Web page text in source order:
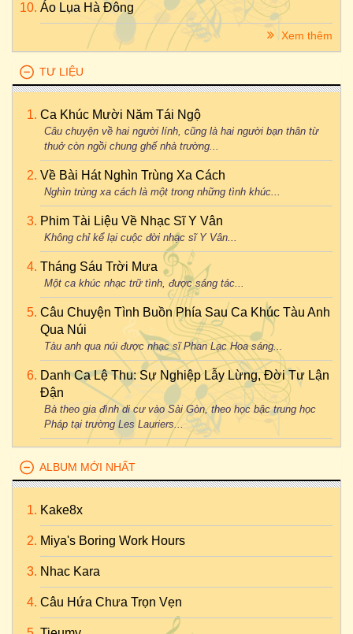
Áo Lụa Hà Đông
Xem thêm
TƯ LIỆU
Ca Khúc Mười Năm Tái Ngộ
Câu chuyện về hai người lính, cũng là hai người bạn thân từ
thuở còn ngồi chung ghế nhà trường...
Về Bài Hát Nghìn Trùng Xa Cách
Nghìn trùng xa cách là một trong những tình khúc...
Phim Tài Liệu Về Nhạc Sĩ Y Vân
Không chỉ kể lại cuộc đời nhạc sĩ Y Vân...
Tháng Sáu Trời Mưa
Một ca khúc nhạc trữ tình, được sáng tác...
Câu Chuyện Tình Buồn Phía Sau Ca Khúc Tàu Anh
Qua Núi
Tàu anh qua núi được nhạc sĩ Phan Lạc Hoa sáng...
Danh Ca Lệ Thu: Sự Nghiệp Lẫy Lừng, Đời Tư Lận
Đận
Bà theo gia đình di cư vào Sài Gòn, theo học bậc trung học
Pháp tại trường Les Lauriers...
ALBUM MỚI NHẤT
Kake8x
Miya's Boring Work Hours
Nhac Kara
Câu Hứa Chưa Trọn Vẹn